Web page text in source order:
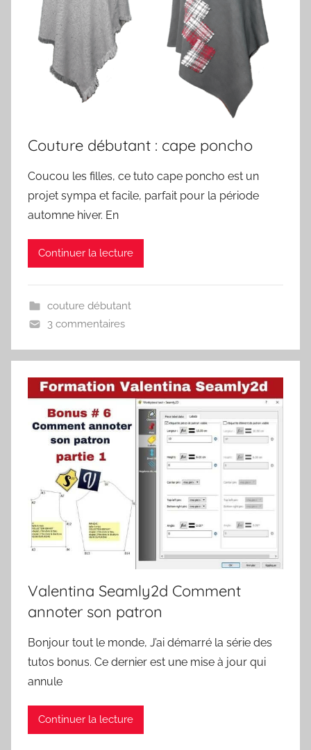
Couture débutant : cape poncho
Coucou les filles, ce tuto cape poncho est un
projet sympa et facile, parfait pour la période
automne hiver. En
Continuer la lecture
couture débutant
3 commentaires
Valentina Seamly2d Comment
annoter son patron
Bonjour tout le monde, J’ai démarré la série des
tutos bonus. Ce dernier est une mise à jour qui
annule
Continuer la lecture